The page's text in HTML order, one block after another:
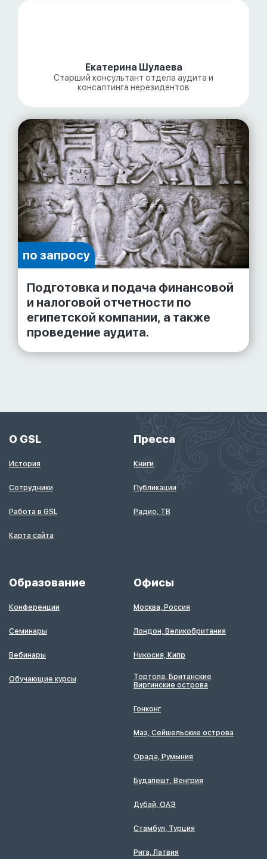
Екатерина Шулаева
Старший консультант отдела аудита и
консалтинга нерезидентов
по запросу
Подготовка и подача финансовой
и налоговой отчетности по
египетской компании, а также
проведение аудита.
О GSL
История
Сотрудники
Работа в GSL
Карта сайта
Пресса
Книги
Публикации
Радио, ТВ
Образование
Конференции
Семинары
Вебинары
Обучающие курсы
Офисы
Москва, Россия
Лондон, Великобритания
Никосия, Кипр
Тортола, Британские
Виргинские острова
Гонконг
Маэ, Сейшельские острова
Орада, Румыния
Будапешт, Венгрия
Дубай, ОАЭ
Стамбул, Турция
Рига, Латвия